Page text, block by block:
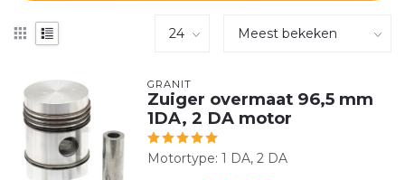
GRANIT
Zuiger overmaat 96,5 mm
1DA, 2 DA motor
Motortype: 1 DA, 2 DA